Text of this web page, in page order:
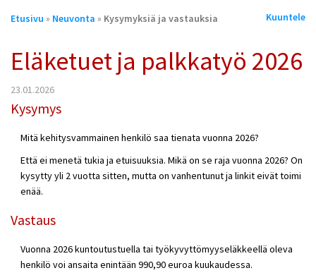
Olet
Etusivu » Neuvonta » Kysymyksiä ja vastauksia Kuuntele
Eläketuet ja palkkatyö 2026
23.01.2026
Kysymys
Mitä kehitysvammainen henkilö saa tienata vuonna 2026?
Että ei menetä tukia ja etuisuuksia. Mikä on se raja vuonna 2026? On
kysytty yli 2 vuotta sitten, mutta on vanhentunut ja linkit eivät toimi
enää.
Vastaus
Vuonna 2026 kuntoutustuella tai työkyvyttömyyseläkkeellä oleva
henkilö voi ansaita enintään 990,90 euroa kuukaudessa.